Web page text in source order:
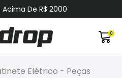
Por PIX Ou Boleto.
0
Elétrico - Peças